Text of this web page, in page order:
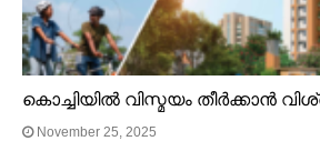
കൊച്ചിയിൽ വിസ്മയം തീർക്കാൻ
November 25, 2025